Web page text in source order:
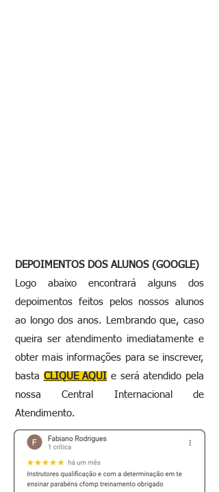
DEPOIMENTOS DOS ALUNOS (GOOGLE)
Logo abaixo encontrará alguns dos
depoimentos feitos pelos nossos alunos
ao longo dos anos. Lembrando que, caso
queira ser atendimento imediatamente e
obter mais informações para se inscrever,
basta CLIQUE AQUI e será atendido pela
nossa Central Internacional de
Atendimento.